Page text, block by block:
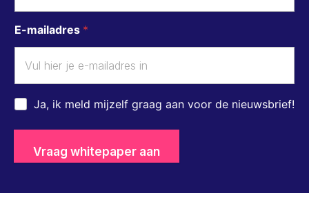
E-mailadres *
Ja, ik meld mijzelf graag aan voor de nieuwsbrief!
Vraag whitepaper aan